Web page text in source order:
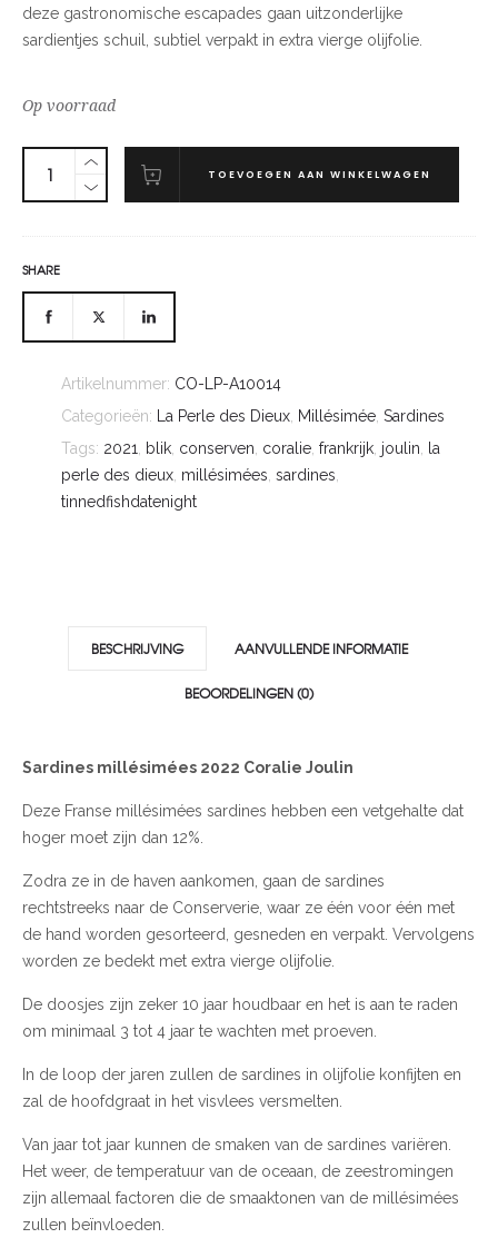
deze gastronomische escapades gaan uitzonderlijke
sardientjes schuil, subtiel verpakt in extra vierge olijfolie.
Op voorraad
TOEVOEGEN AAN WINKELWAGEN
SHARE
Artikelnummer: CO-LP-A10014
Categorieën:
La Perle des Dieux Millésimée Sardines
Tags: 2021 blik conserven coralie frankrijk joulin
la
perle des dieux millésimées sardines
tinnedfishdatenight
BESCHRIJVING AANVULLENDE INFORMATIE
BEOORDELINGEN (0)
Sardines millésimées 2022 Coralie Joulin
Deze Franse millésimées sardines hebben een vetgehalte dat
hoger moet zijn dan 12%.
Zodra ze in de haven aankomen, gaan de sardines
rechtstreeks naar de Conserverie, waar ze één voor één met
de hand worden gesorteerd, gesneden en verpakt. Vervolgens
worden ze bedekt met extra vierge olijfolie.
De doosjes zijn zeker 10 jaar houdbaar en het is aan te raden
om minimaal 3 tot 4 jaar te wachten met proeven.
In de loop der jaren zullen de sardines in olijfolie konfijten en
zal de hoofdgraat in het visvlees versmelten.
Van jaar tot jaar kunnen de smaken van de sardines variëren.
Het weer, de temperatuur van de oceaan, de zeestromingen
zijn allemaal factoren die de smaaktonen van de millésimées
zullen beïnvloeden.